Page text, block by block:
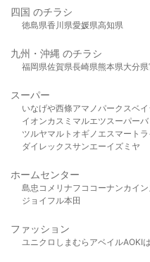
四国 のチラシ
徳島県香川県愛媛県高知県
九州・沖縄 のチラシ
福岡県佐賀県長崎県熊本県大分県
スーパー
いなげや西條アマノパークスベ
イオンカスミ マルエツスーパー
ツルヤマルト オギノ エスマート
ダイレックスサンエーイズミヤ
ホームセンター
島忠 コメリ ナフコ コーナンカイ
ジョイフル本田
ファッション
ユニクロ しまむら アベイルAOKI